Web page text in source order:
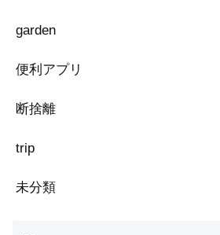
garden
便利アプリ
断捨離
trip
未分類